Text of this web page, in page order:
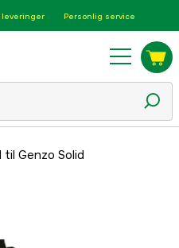
Personlig service
til Genzo Solid